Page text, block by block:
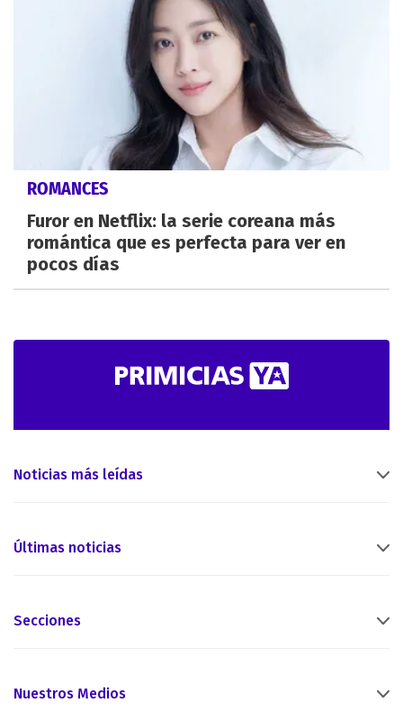
ROMANCES
Furor en Netflix: la serie coreana más
romántica que es perfecta para ver en
pocos días
Noticias más leídas
Últimas noticias
Secciones
Nuestros Medios